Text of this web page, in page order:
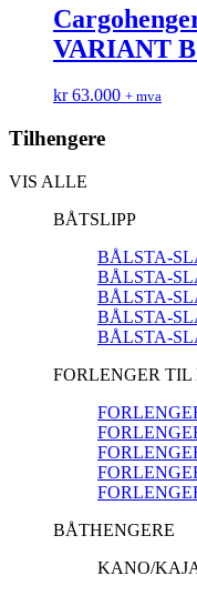
VARIANT
kr63.000 + mva
Tilhengere
VIS ALLE
BÅTSLIPP
BÅLSTA-
BÅLSTA-
BÅLSTA-
BÅLSTA-
BÅLSTA-
FORLENGER
BÅTHENGERE
KANO/